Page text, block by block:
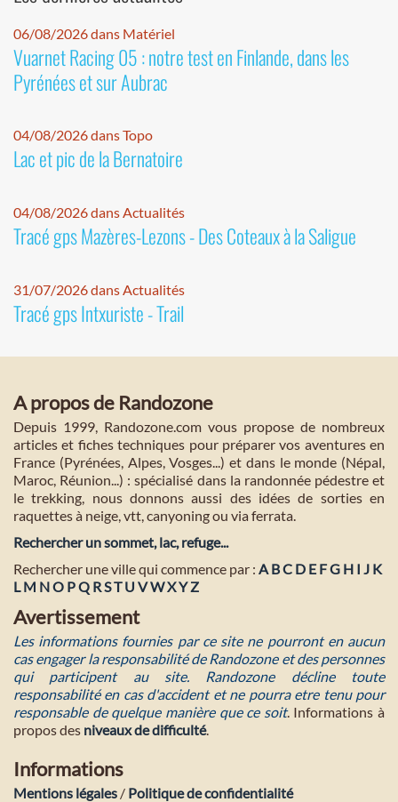
06/08/2026 dans Matériel
Vuarnet Racing 05 : notre test en Finlande, dans les
Pyrénées et sur Aubrac
04/08/2026 dans Topo
Lac et pic de la Bernatoire
04/08/2026 dans Actualités
Tracé gps Mazères-Lezons - Des Coteaux à la Saligue
31/07/2026 dans Actualités
Tracé gps Intxuriste - Trail
A propos de Randozone
Depuis 1999, Randozone.com vous propose de nombreux
articles et fiches techniques pour préparer vos aventures en
France (Pyrénées, Alpes, Vosges...) et dans le monde (Népal,
Maroc, Réunion...) : spécialisé dans la randonnée pédestre et
le trekking, nous donnons aussi des idées de sorties en
raquettes à neige, vtt, canyoning ou via ferrata.
Rechercher un sommet, lac, refuge...
Rechercher une ville qui commence par : A BC D E FG H I J K
L M NO PQ R ST U VWXY Z
Avertissement
Les informations fournies par ce site ne pourront en aucun
cas engager la responsabilité de Randozone et des personnes
qui participent au site. Randozone décline toute
responsabilité en cas d'accident et ne pourra etre tenu pour
responsable de quelque manière que ce soit. Informations à
propos des niveaux de difficulté.
Informations
Mentions légales / Politique de confidentialité